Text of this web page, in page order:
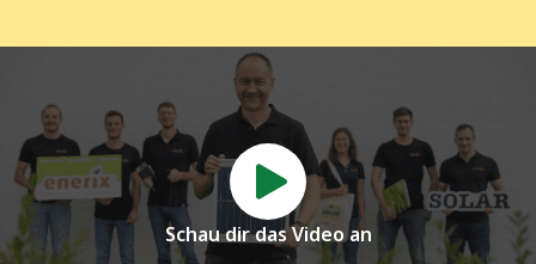
Schau dir das Video an